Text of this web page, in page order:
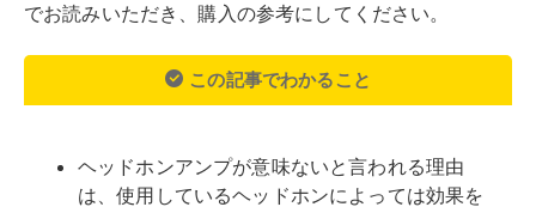
でお読みいただき、購入の参考にしてください。
この記事でわかること
ヘッドホンアンプが意味ないと言われる理由
は、使用しているヘッドホンによっては効果を